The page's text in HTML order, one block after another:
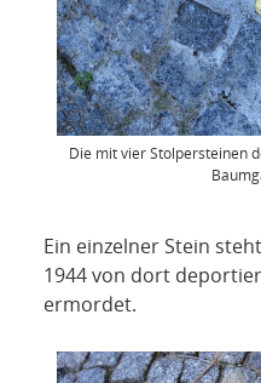
Die mit vier Stolpersteinen
Ein einzelner Stein
1944 von dort
ermordet.